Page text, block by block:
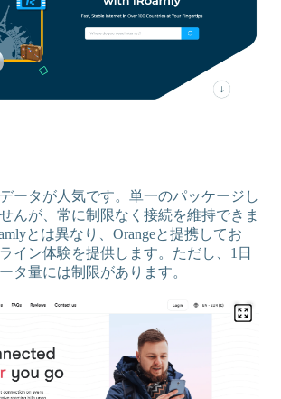
ータが人気です。単一のパッケージし
んが、常に制限なく接続を維持できま
とは異なり、Orangeと提携してお
イン体験を提供します。ただし、1日
タ量には制限があります。